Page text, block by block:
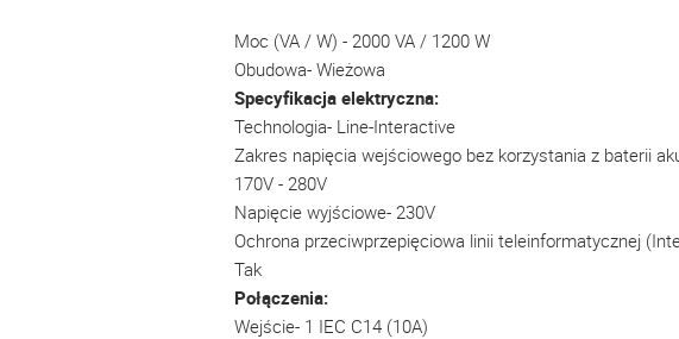
Moc (VA / W) - 2000 VA / 1200 W
Obudowa- Wieżowa
Specyfikacja elektryczna:
Technologia- Line-Interactive
Zakres napięcia wejściowego bez korzystania z baterii
170V - 280V
Napięcie wyjściowe- 230V
Ochrona przeciwprzepięciowa linii teleinformatycznej
Tak
Połączenia:
Wejście- 1 IEC C14 (10A)